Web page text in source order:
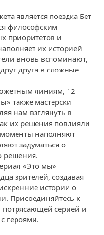
является поездка Бет
философским
приоритетов и
их историей
вновь вспоминают,
друга в сложные
линиям, 12
также мастерски
нам взглянуть в
их решения повлияли
наполняют
задуматься о
решения.
«Это мы»
зрителей, создавая
истории о
Присоединяйтесь к
потрясающей серией и
героями.